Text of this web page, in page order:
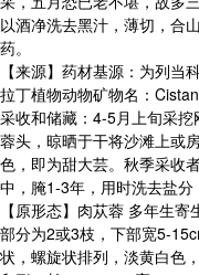
以酒净洗去黑汁，薄切，合
药。
【来源】药材基源：为列当
拉丁植物动物矿物名：
采收和储藏：4-5月上旬采
蓉头，晾晒于干将沙滩上或
色，即为甜大芸。秋季采收
中，腌1-3年，用时洗去盐分
【原形态】肉苁蓉 多年生
部分为2或3枝，下部宽5-
状，螺旋状排列，淡黄白色